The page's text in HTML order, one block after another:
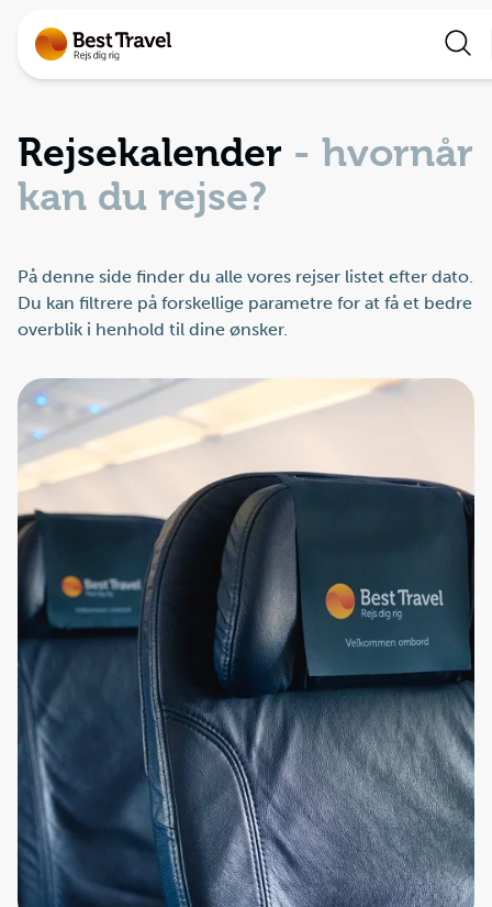
Lande
Inspiration
Rejsekalender - hvornår
kan du rejse?
På denne side finder du alle vores rejser listet efter dato.
Du kan filtrere på forskellige parametre for at få et bedre
overblik i henhold til dine ønsker.